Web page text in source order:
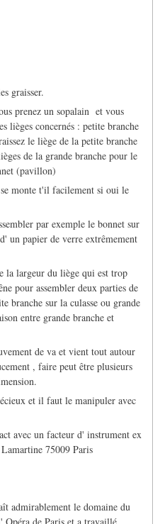
graisser.
prenez un sopalain et vous
lièges concernés : petite branche
le liège de la petite branche
de la grande branche pour le
(pavillon)
se monte t'il facilement si oui le
par exemple le bonnet sur
un papier de verre extrêmement
la largeur du liège qui est trop
pour assembler deux parties de
branche sur la culasse ou grande
entre grande branche et
de va et vient tout autour
, faire peut être plusieurs
et il faut le manipuler avec
avec un facteur d' instrument ex
75009 Paris
admirablement le domaine du